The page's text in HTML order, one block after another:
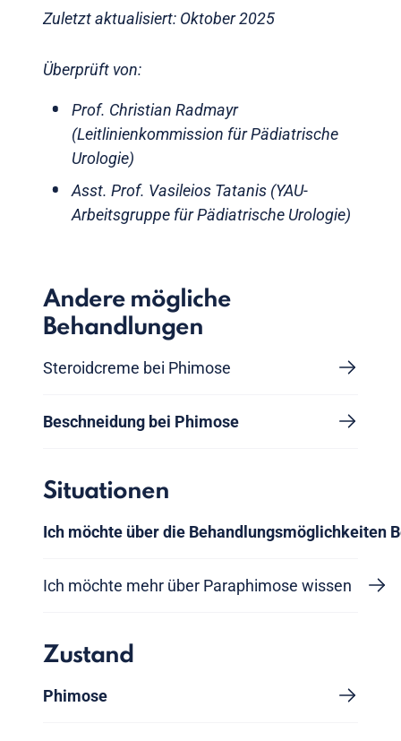
Zuletzt aktualisiert: Oktober 2025
Überprüft von:
Prof. Christian Radmayr
(Leitlinienkommission für Pädiatrische
Urologie)
Asst. Prof. Vasileios Tatanis (YAU-
Arbeitsgruppe für Pädiatrische Urologie)
Andere mögliche
Behandlungen
Steroidcreme bei Phimose
Beschneidung bei Phimose
Situationen
Ich möchte über die Behandlungsmöglichkeiten
Ich möchte mehr über Paraphimose wissen
Zustand
Phimose